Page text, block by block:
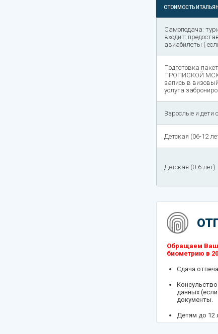
СТОИМОСТЬ
Самоподача:
входит:
авиабилеты (
Подготовка
ПРОПИСКОЙ МСК
запись в
услуга
Взрослые и дети
Детская (06-12
Детская (0-6 лет)
Обращаем
биометрию в
Сдача
данных
документы.
Детям до 12